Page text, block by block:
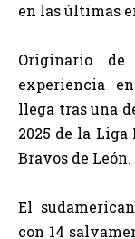
en las últimas
Originario de
experiencia
llega tras una
2025 de la
Bravos de León.
El
con 14